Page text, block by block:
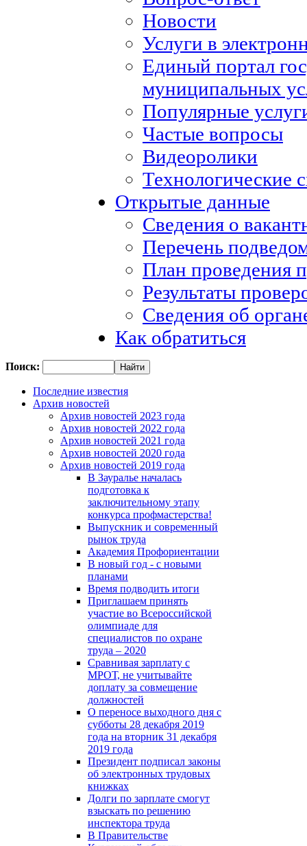
Новости
Услуги в
Единый портал
муниципальных
Популярные
Частые вопросы
Видеоролики
Технологические
Открытые данные
Сведения о
Перечень
План
Результаты
Сведения об
Как обратиться
Поиск:
Последние известия
Архив новостей
Архив новостей 2023 года
Архив новостей 2022 года
Архив новостей 2021 года
Архив новостей 2020 года
Архив новостей 2019 года
В Зауралье началась
подготовка к
заключительному этапу
конкурса профмастерства!
Выпускник и современный
рынок труда
Академия Профориентации
В новый год - с новыми
планами
Время подводить итоги
Приглашаем принять
участие во Всероссийской
олимпиаде для
специалистов по охране
труда – 2020
Сравнивая зарплату с
МРОТ, не учитывайте
доплату за совмещение
должностей
О переносе выходного дня с
субботы 28 декабря 2019
года на вторник 31 декабря
2019 года
Президент подписал законы
об электронных трудовых
книжках
Долги по зарплате смогут
взыскать по решению
инспектора труда
В Правительстве